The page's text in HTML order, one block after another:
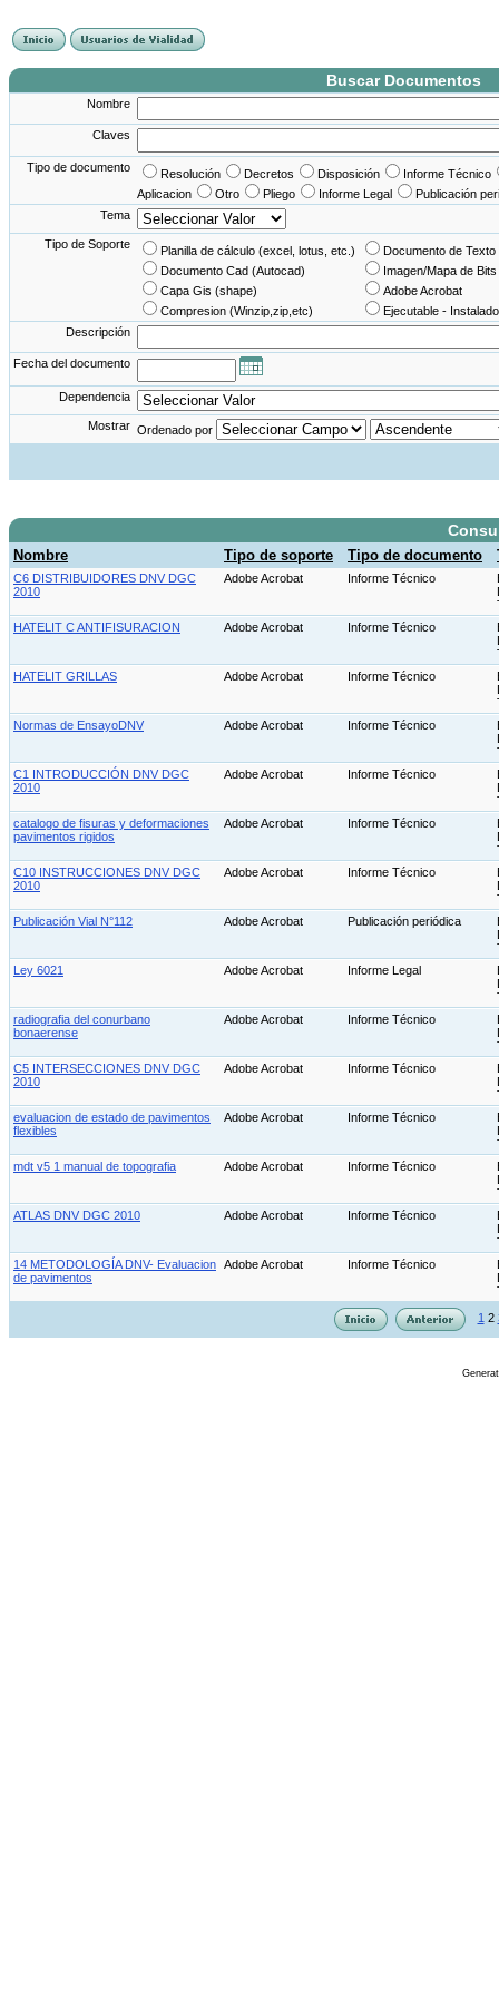
Buscar Documentos
Nombre
Claves
Tipo de documento Resolución Decretos Disposición
Informe Técnico
Aplicacion
Otro Pliego Informe Legal
Publicación
Tema
Tipo de Soporte Planilla de cálculo (excel, lotus, etc.)
Documento de
Documento Cad (Autocad)
Imagen/Mapa de Bits
Capa Gis (shape)
Adobe Acrobat
Compresion (Winzip,zip,etc)
Ejecutable -
Descripción
Fecha del documento
Dependencia
Mostrar Ordenado por
Nombre Tipo de soporte Tipo de documento
C6 DISTRIBUIDORES DNV DGC
2010
Adobe Acrobat Informe Técnico
HATELIT C ANTIFISURACION
Adobe Acrobat Informe Técnico
HATELIT GRILLAS
Adobe Acrobat Informe Técnico
Normas de EnsayoDNV
Adobe Acrobat Informe Técnico
C1 INTRODUCCIÓN DNV DGC
2010
Adobe Acrobat Informe Técnico
catalogo de fisuras y deformaciones
pavimentos rigidos
Adobe Acrobat Informe Técnico
C10 INSTRUCCIONES DNV DGC
2010
Adobe Acrobat Informe Técnico
Publicación Vial N°112
Adobe Acrobat Publicación periódica
Ley 6021
Adobe Acrobat Informe Legal
radiografia del conurbano
bonaerense
Adobe Acrobat Informe Técnico
C5 INTERSECCIONES DNV DGC
2010
Adobe Acrobat Informe Técnico
evaluacion de estado de pavimentos
flexibles
Adobe Acrobat Informe Técnico
mdt v5 1 manual de topografia
Adobe Acrobat Informe Técnico
ATLAS DNV DGC 2010
Adobe Acrobat Informe Técnico
14 METODOLOGÍA DNV- Evaluacion
de pavimentos
Adobe Acrobat Informe Técnico
12